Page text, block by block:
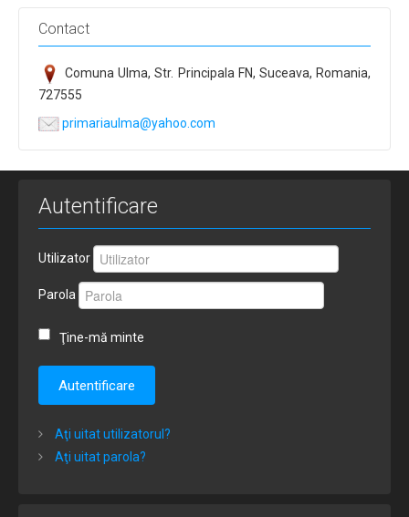
Contact
Comuna Ulma, Str. Principala FN, Suceava, Romania,
727555
primariaulma@yahoo.com
Autentificare
Utilizator
Parola
Ţine-mă minte
Autentificare
Aţi uitat utilizatorul?
Aţi uitat parola?